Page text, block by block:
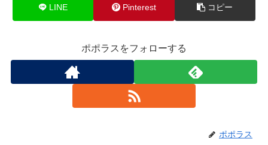
LINE Pinterest コピー
ポポラスをフォローする
ポポラス